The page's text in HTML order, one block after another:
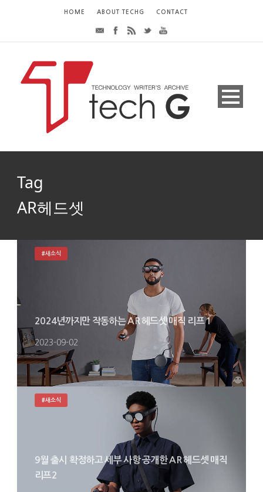
HOME ABOUT TECHG CONTACT
Tag
AR헤드셋
2024년까지만 작동하는 AR 헤드셋 매직 리프 1
2023-09-02
#새소식
9월 출시 확정하고 세부 사항 공개한 AR 헤드셋 매직
리프2
#새소식